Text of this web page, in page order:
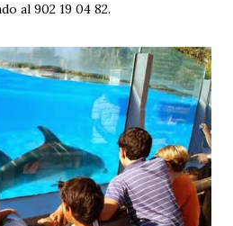
al 902 19 04 82.